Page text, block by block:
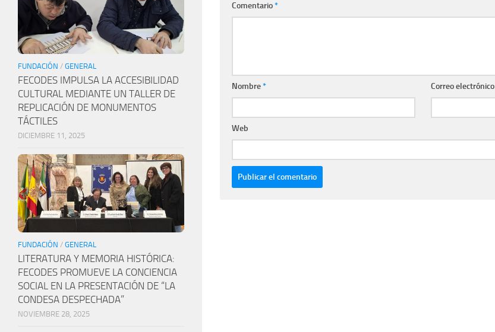
Comentario*
Nombre* Correo electrónico
Web
FUNDACIÓN / GENERAL
FECODES IMPULSA LA ACCESIBILIDAD
CULTURAL MEDIANTE UN TALLER DE
REPLICACIÓN DE MONUMENTOS
TÁCTILES
DICIEMBRE 11, 2025
FUNDACIÓN / GENERAL
LITERATURA Y MEMORIA HISTÓRICA:
FECODES PROMUEVE LA CONCIENCIA
SOCIAL EN LA PRESENTACIÓN DE “LA
CONDESA DESPECHADA”
NOVIEMBRE 28, 2025